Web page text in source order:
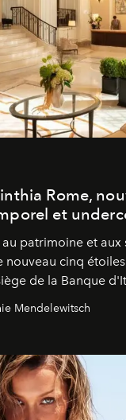
Rome,
et
patrimoine et aux
nouveau cinq
de la Banque
toute son
Mendelewitsch